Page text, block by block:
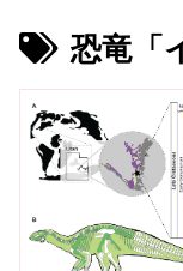
恐竜「